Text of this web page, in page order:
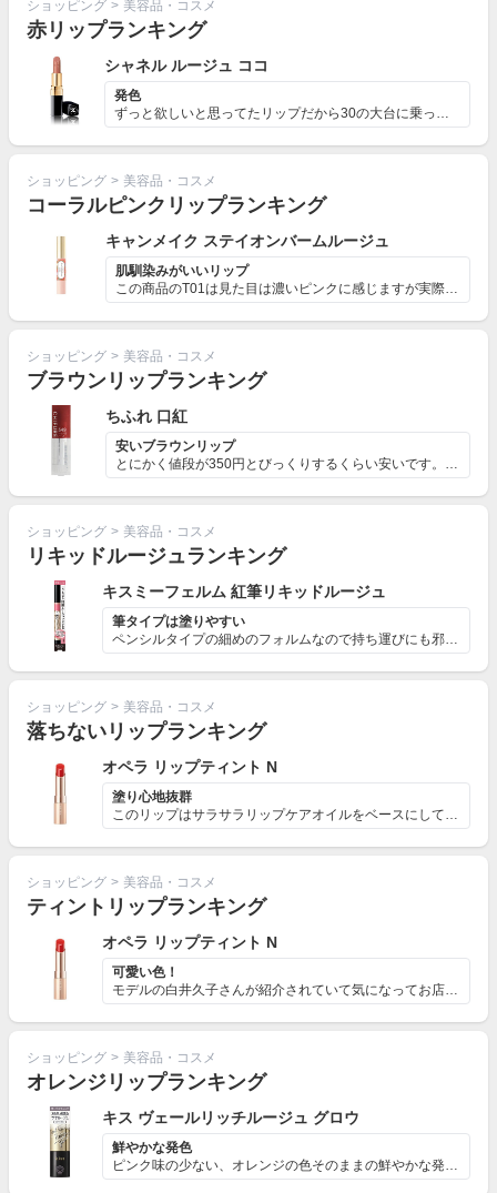
ショッピング > 美容品・コスメ
赤リップランキング
シャネル ルージュ ココ
発色
ずっと欲しいと思ってたリップだから30の大台に乗ったご...
ショッピング > 美容品・コスメ
コーラルピンクリップランキング
キャンメイク ステイオンバームルージュ
肌馴染みがいいリップ
この商品のT01は見た目は濃いピンクに感じますが実際に...
ショッピング > 美容品・コスメ
ブラウンリップランキング
ちふれ 口紅
安いブラウンリップ
とにかく値段が350円とびっくりするくらい安いです。エ...
ショッピング > 美容品・コスメ
リキッドルージュランキング
キスミーフェルム 紅筆リキッドルージュ
筆タイプは塗りやすい
ペンシルタイプの細めのフォルムなので持ち運びにも邪魔に...
ショッピング > 美容品・コスメ
落ちないリップランキング
オペラ リップティント N
塗り心地抜群
このリップはサラサラリップケアオイルをベースにしている...
ショッピング > 美容品・コスメ
ティントリップランキング
オペラ リップティント N
可愛い色！
モデルの白井久子さんが紹介されていて気になってお店に行...
ショッピング > 美容品・コスメ
オレンジリップランキング
キス ヴェールリッチルージュ グロウ
鮮やかな発色
ピンク味の少ない、オレンジの色そのままの鮮やかな発色で...